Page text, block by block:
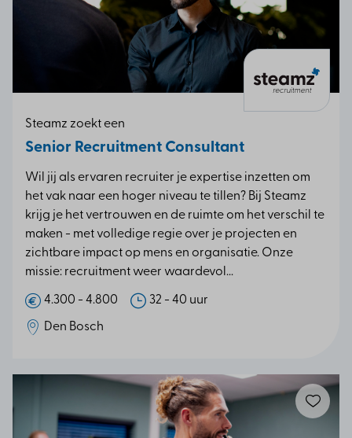
Steamz zoekt een
Senior Recruitment Consultant
Wil jij als ervaren recruiter je expertise inzetten om
het vak naar een hoger niveau te tillen? Bij Steamz
krijg je het vertrouwen en de ruimte om het verschil te
maken - met volledige regie over je projecten en
zichtbare impact op mens en organisatie. Onze
missie: recruitment weer waardevol...
4.300 - 4.800 32 - 40 uur
Den Bosch